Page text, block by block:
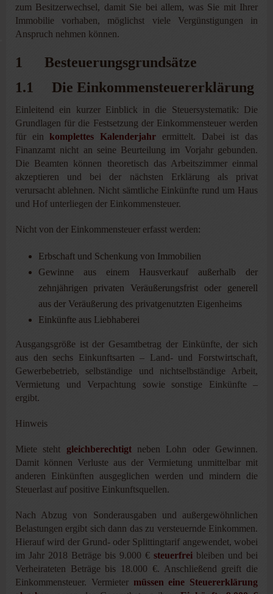
zum Besitzerwechsel, damit Sie bei allem, was Sie mit Ihrer
Immobilie vorhaben, möglichst viele Vergünstigungen in
Anspruch nehmen können.
1 Besteuerungsgrundsätze
1.1 Die Einkommensteuererklärung
Einleitend ein kurzer Einblick in die Steuersystematik: Die
Grundlagen für die Festsetzung der Einkommen­steuer werden
für einkomplettes Kalenderjahr ermittelt. Dabei ist das
Finanzamt nicht an seine Beurteilung im Vorjahr gebunden.
Die Beamten können theoretisch das Arbeitszimmer einmal
akzeptieren und bei der nächsten Erklärung als privat
verursacht ablehnen. Nicht sämtliche Einkünfte rund um Haus
und Hof unterliegen der Einkommensteuer.
Nicht von der Einkommensteuer erfasst werden:
Erbschaft und Schenkung von Immobilien
Gewinne aus einem Hausverkauf außerhalb der
zehnjährigen privaten Veräußerungsfrist oder generell
aus der Veräußerung des privatgenutzten Eigenheims
Einkünfte aus Liebhaberei
Ausgangsgröße ist der Gesamtbetrag der Einkünfte, der sich
aus den sechs Einkunftsarten – Land- und Forstwirtschaft,
Gewerbebetrieb, selbständige und nichtselbständige Arbeit,
Vermietung und Verpachtung sowie sonstige Einkünfte –
ergibt.
Hinweis
Miete steht gleichberechtigtneben Lohn oder Gewinnen.
Damit können Verluste aus der Vermietung unmittelbar mit
anderen Einkünften ausgeglichen werden und mindern die
Steuerlast auf positive Einkunftsquellen.
Nach Abzug von Sonderausgaben und außergewöhnlichen
Belastungen ergibt sich dann das zu versteuernde Einkommen.
Hierauf wird der Grund- oder Splittingtarif angewendet, wobei
im Jahr 2018 Beträge bis 9.000 € steuerfrei bleiben und bei
Verheirateten Beträge bis 18.000 €. Anschließend greift die
Einkommensteuer. Vermieter müssen eine Steuererklärung